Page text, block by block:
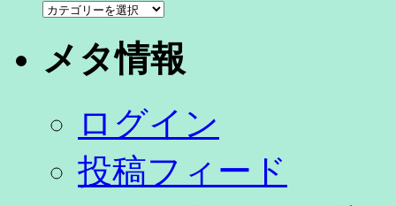
カ
リ
メタ情報
ログイン
投稿フィード